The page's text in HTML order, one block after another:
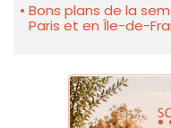
Bons plans de la
Paris et en Île-de-